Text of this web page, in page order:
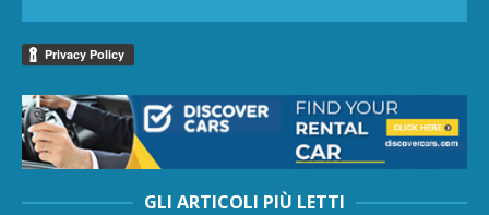
GLI ARTICOLI PIÙ LETTI